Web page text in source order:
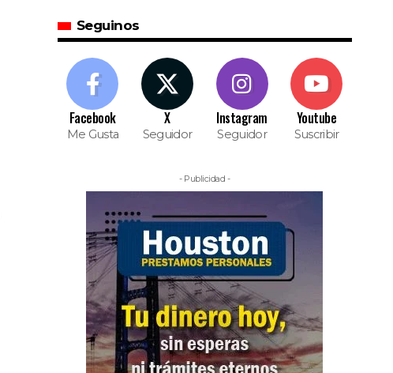
Seguinos
Facebook
Me Gusta
X
Seguidor
Instagram
Seguidor
Youtube
Suscribir
- Publicidad -